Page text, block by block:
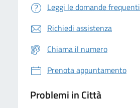
Leggi le domande frequenti
Richiedi assistenza
Chiama il numero
Prenota appuntamento
Problemi in Città